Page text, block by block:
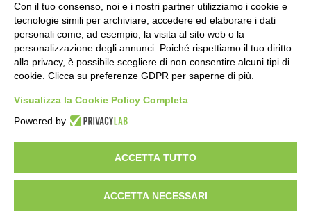
Indirizzo:Via Gaetano Donizetti 30, Collegno
Centralino:0114053925 Email: toic8cg002@istruzione.it
Posta elettronica certificata (PEC):toic8cg002@pec.istruzione.it
Codice fiscale: 95641450010
Codice Indice delle Pubbliche Amministrazioni (IPA): D0ZZDV0V
Codice unico di fatturazione (CUF): FJDH3Z
Copyright 2023 © ISTITUTO COMPRENSIVO "GUGLIELMO MARCONI" |
PEC: TOIC8CG002@pec.istruzione.it
Idea e progetto di Designers Italia
Con il tuo consenso, noi e i nostri partner utilizziamo i cookie e
tecnologie simili per archiviare, accedere ed elaborare i dati
personali come, ad esempio, la visita al sito web o la
personalizzazione degli annunci. Poiché rispettiamo il tuo diritto
alla privacy, è possibile scegliere di non consentire alcuni tipi di
cookie. Clicca su preferenze GDPR per saperne di più.
Visualizza la Cookie Policy Completa
Powered by
ACCETTA TUTTO
ACCETTA NECESSARI